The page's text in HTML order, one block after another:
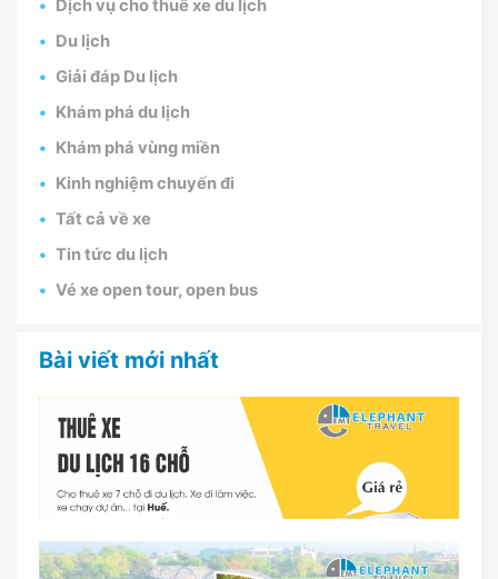
Dịch vụ cho thuê xe du lịch
Du lịch
Giải đáp Du lịch
Khám phá du lịch
Khám phá vùng miền
Kinh nghiệm chuyến đi
Tất cả về xe
Tin tức du lịch
Vé xe open tour, open bus
Bài viết mới nhất